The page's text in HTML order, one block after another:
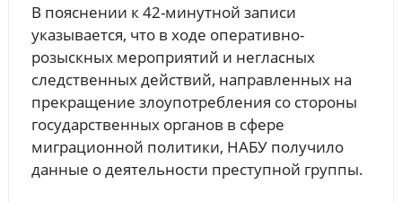
В пояснении к 42-минутной записи
указывается, что в ходе оперативно-
розыскных мероприятий и негласных
следственных действий, направленных на
прекращение злоупотребления со стороны
государственных органов в сфере
миграционной политики, НАБУ получило
данные о деятельности преступной группы.